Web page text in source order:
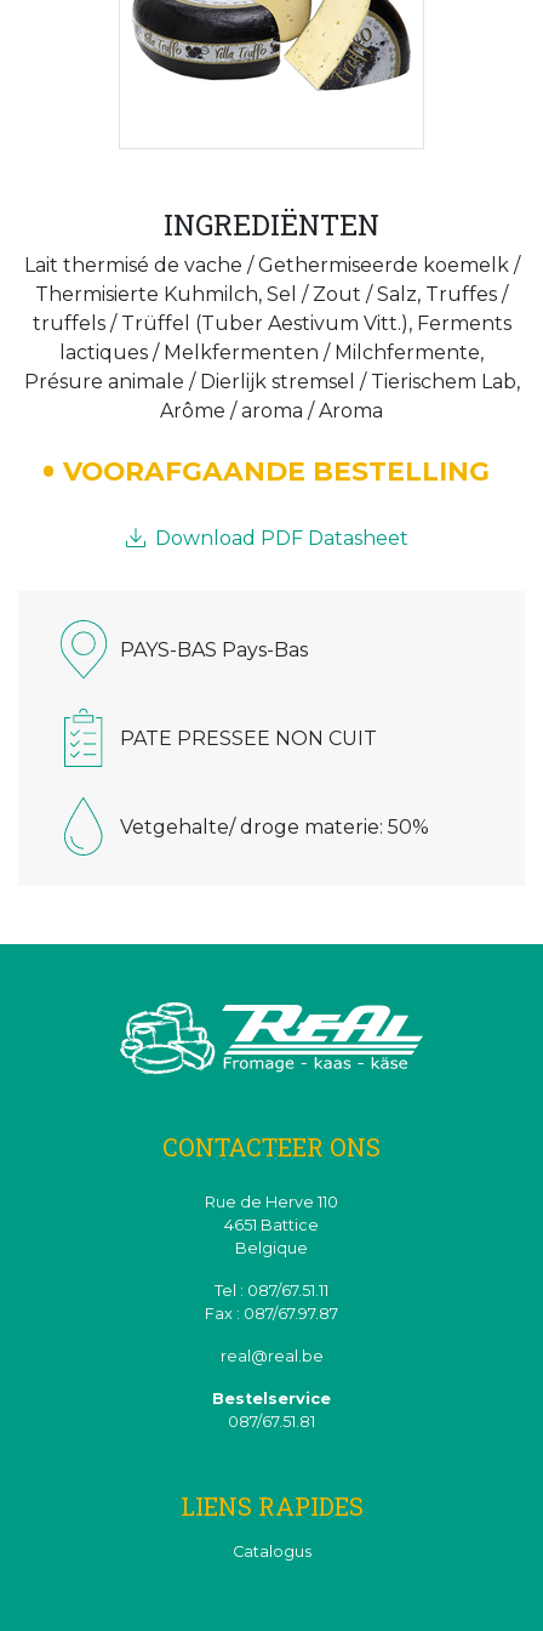
INGREDIËNTEN
Lait thermisé de vache / Gethermiseerde koemelk /
Thermisierte Kuhmilch, Sel / Zout / Salz, Truffes /
truffels / Trüffel (Tuber Aestivum Vitt.), Ferments
lactiques / Melkfermenten / Milchfermente,
Présure animale / Dierlijk stremsel / Tierischem Lab,
Arôme / aroma / Aroma
VOORAFGAANDE BESTELLING
Download PDF Datasheet
PAYS-BAS Pays-Bas
PATE PRESSEE NON CUIT
Vetgehalte/ droge materie: 50%
CONTACTEER ONS
Rue de Herve 110
4651 Battice
Belgique
Tel : 087/67.51.11
Fax : 087/67.97.87
real@real.be
Bestelservice
087/67.51.81
LIENS RAPIDES
Catalogus